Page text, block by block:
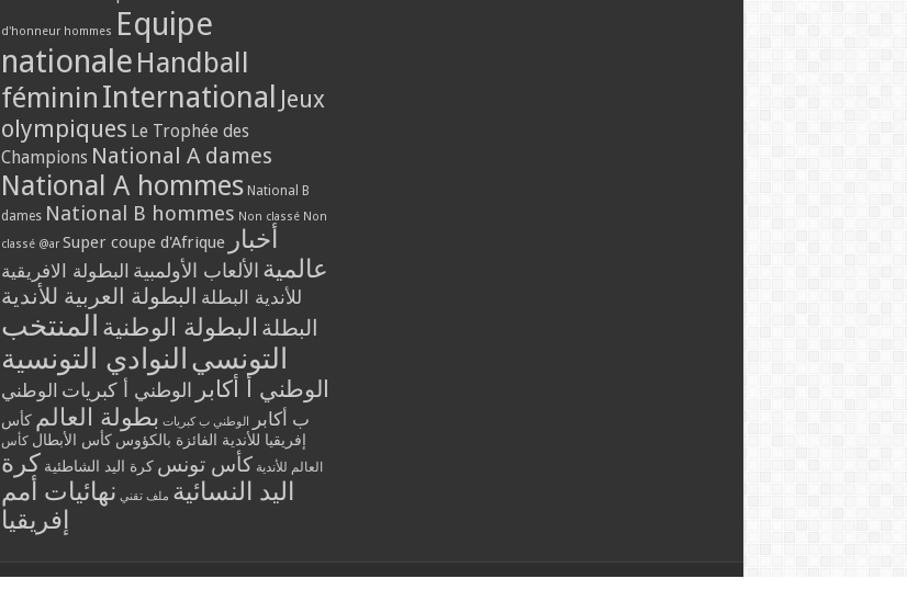
d'honneur hommes Equipe
nationale Handball
féminin International Jeux
olympiques Le Trophée des
Champions National A dames
National A hommes National B
dames National B hommes Non classé Non
classé @ar Super coupe d'Afrique أخبار
عالمية الألعاب الأولمبية البطولة الافريقية
للأندية البطلة البطولة العربية للأندية
البطلة البطولة الوطنية المنتخب
التونسي النوادي التونسية
الوطني أ أكابر الوطني أ كبريات الوطني
ب أكابر
الوطني ب كبريات بطولة العالم كأس
إفريقيا للأندية الفائزة بالكؤوس كأس الأبطال كأس
العالم للأندية كأس تونس كرة اليد الشاطئية كرة
اليد النسائية ملف تقني نهائيات أمم
إفريقيا